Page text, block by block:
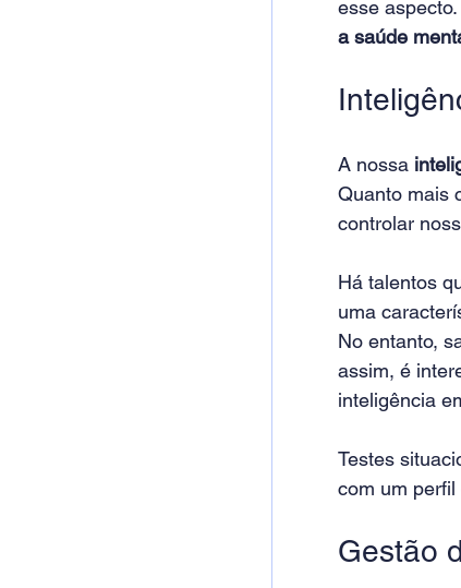
esse
a saúde
A nossa
Quanto mais
controlar
Há talentos
uma
No entanto,
assim, é
inteligência
Testes
com um
Gestão